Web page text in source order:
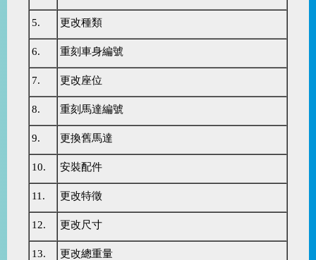
5. 更改種類
6. 重刻車身編號
7. 更改座位
8. 重刻馬達編號
9. 更換舊馬達
10. 安裝配件
11. 更改特徵
12. 更改尺寸
13. 更改總重量